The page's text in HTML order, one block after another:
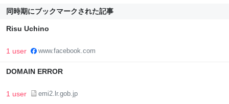
同時期にブックマークされた記事
Risu Uchino
1 user www.facebook.com
DOMAIN ERROR
1 user emi2.lr.gob.jp